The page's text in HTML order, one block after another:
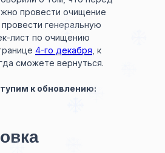
провести очищение
генеральную
лист по очищению
4-го декабря , к
сможете вернуться.
к обновлению: